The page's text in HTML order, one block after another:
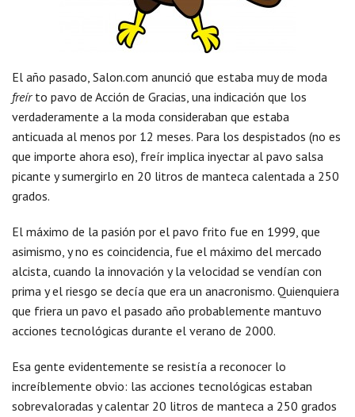
El año pasado, Salon.com anunció que estaba muy de moda
freírto pavo de Acción de Gracias, una indicación que los
verdaderamente a la moda consideraban que estaba
anticuada al menos por 12 meses. Para los despistados (no es
que importe ahora eso), freír implica inyectar al pavo salsa
picante y sumergirlo en 20 litros de manteca calentada a 250
grados.
El máximo de la pasión por el pavo frito fue en 1999, que
asimismo, y no es coincidencia, fue el máximo del mercado
alcista, cuando la innovación y la velocidad se vendían con
prima y el riesgo se decía que era un anacronismo. Quienquiera
que friera un pavo el pasado año probablemente mantuvo
acciones tecnológicas durante el verano de 2000.
Esa gente evidentemente se resistía a reconocer lo
increíblemente obvio: las acciones tecnológicas estaban
sobrevaloradas y calentar 20 litros de manteca a 250 grados